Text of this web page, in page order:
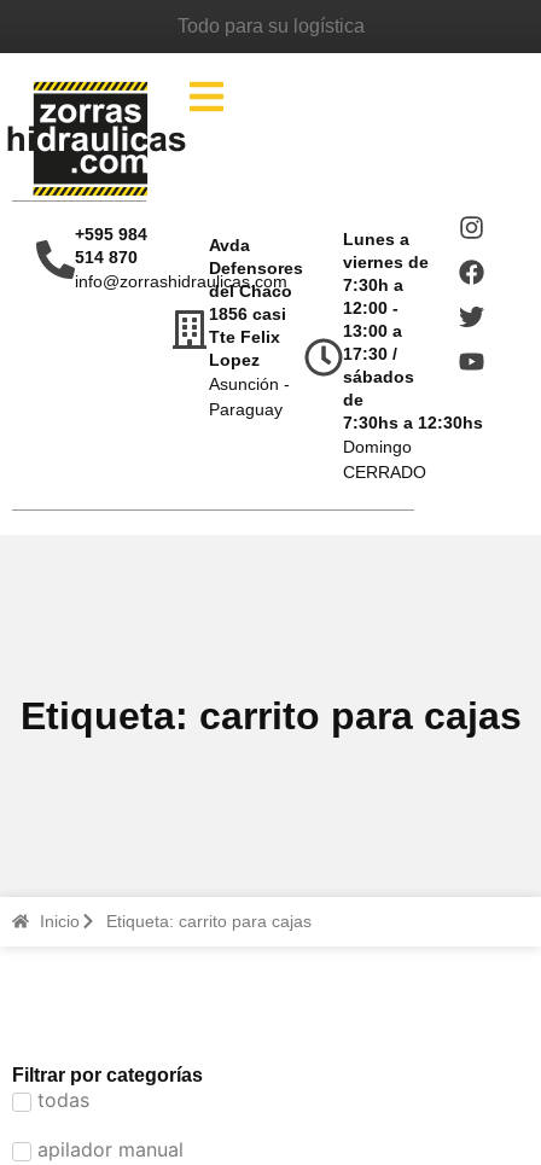
Todo para su logística
+595 984
514 870
info@zorrashidraulicas.com
Avda
Defensores
del Chaco
1856 casi
Tte Felix
Lopez
Asunción -
Paraguay
Lunes a
viernes de
7:30h a
12:00 -
13:00 a
17:30 /
sábados
de
7:30hs a 12:30hs
Domingo
CERRADO
Etiqueta: carrito para cajas
Inicio Etiqueta: carrito para cajas
Filtrar por categorías
todas
apilador manual